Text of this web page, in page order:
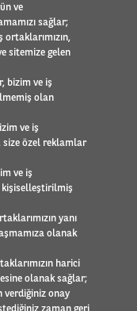
ve
sağlar;
sitemize gelen
bizim ve iş
olan
ve iş
size özel reklamlar
ve iş
kişiselleştirilmiş
yanı
olanak
harici
olanak sağlar;
verdiğiniz onay
zaman geri